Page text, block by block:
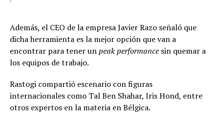
Además, el CEO de la empresa Javier Razo señaló que
dicha herramienta es la mejor opción que van a
encontrar para tener unpeak performance sin quemar a
los equipos de trabajo.
Rastogi compartió escenario con figuras
internacionales como Tal Ben Shahar, Iris Hond, entre
otros expertos en la materia en Bélgica.